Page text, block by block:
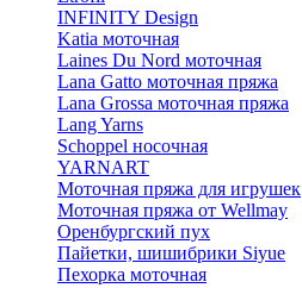
INFINITY Design
Katia моточная
Laines Du Nord моточная
Lana Gatto моточная пряжа
Lana Grossa моточная пряжа
Lang Yarns
Schoppel носочная
YARNART
Моточная пряжа для игрушек
Моточная пряжа от Wellmay
Оренбургский пух
Пайетки, шишибрики Siyue
Пехорка моточная